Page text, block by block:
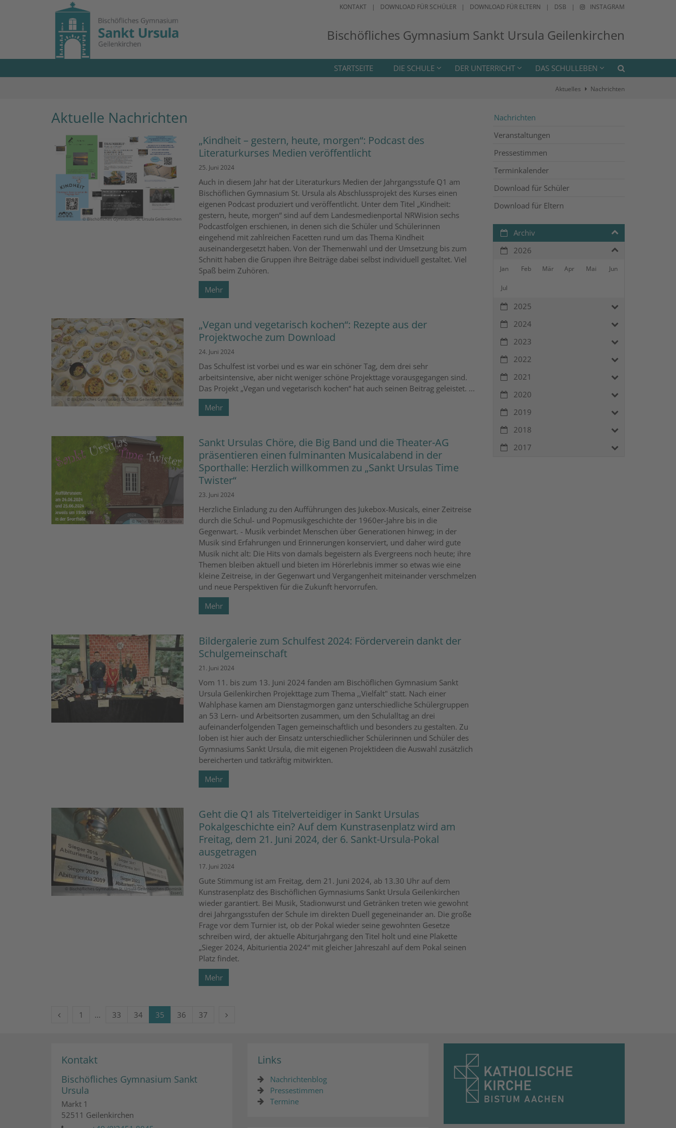
KONTAKT DOWNLOAD FÜR SCHÜLER DOWNLOAD FÜR ELTERN DSB INSTAGRAM
Bischöfliches Gymnasium Sankt Ursula Geilenkirchen
STARTSEITE DIE SCHULE DER UNTERRICHT DAS SCHULLEBEN
Aktuelles Nachrichten
Aktuelle Nachrichten
© Bischöfliches Gymnasium St. Ursula Geilenkirchen
„Kindheit – gestern, heute, morgen“: Podcast des
Literaturkurses Medien veröffentlicht
25. Juni 2024
Auch in diesem Jahr hat der Literaturkurs Medien der Jahrgangsstufe Q1 am
Bischöflichen Gymnasium St. Ursula als Abschlussprojekt des Kurses einen
eigenen Podcast produziert und veröffentlicht. Unter dem Titel „Kindheit:
gestern, heute, morgen“ sind auf dem Landesmedienportal NRWision sechs
Podcastfolgen erschienen, in denen sich die Schüler und Schülerinnen
eingehend mit zahlreichen Facetten rund um das Thema Kindheit
auseinandergesetzt haben. Von der Themenwahl und der Umsetzung bis zum
Schnitt haben die Gruppen ihre Beiträge dabei selbst individuell gestaltet. Viel
Spaß beim Zuhören.
Mehr
© Bischöfliches Gymnasium St. Ursula Geilenkirchen (Renate
Rauber)
„Vegan und vegetarisch kochen“: Rezepte aus der
Projektwoche zum Download
24. Juni 2024
Das Schulfest ist vorbei und es war ein schöner Tag, dem drei sehr
arbeitsintensive, aber nicht weniger schöne Projekttage vorausgegangen sind.
Das Projekt „Vegan und vegetarisch kochen“ hat auch seinen Beitrag geleistet. ...
Mehr
© Nehir Berker / St. Ursula
Sankt Ursulas Chöre, die Big Band und die Theater-AG
präsentieren einen fulminanten Musicalabend in der
Sporthalle: Herzlich willkommen zu „Sankt Ursulas Time
Twister“
23. Juni 2024
Herzliche Einladung zu den Aufführungen des Jukebox-Musicals, einer Zeitreise
durch die Schul- und Popmusikgeschichte der 1960er-Jahre bis in die
Gegenwart. - Musik verbindet Menschen über Generationen hinweg; in der
Musik sind Erfahrungen und Erinnerungen konserviert, und daher wird gute
Musik nicht alt: Die Hits von damals begeistern als Evergreens noch heute; ihre
Themen bleiben aktuell und bieten im Hörerlebnis immer so etwas wie eine
kleine Zeitreise, in der Gegenwart und Vergangenheit miteinander verschmelzen
und neue Perspektiven für die Zukunft hervorrufen.
Mehr
Bildergalerie zum Schulfest 2024: Förderverein dankt der
Schulgemeinschaft
21. Juni 2024
Vom 11. bis zum 13. Juni 2024 fanden am Bischöflichen Gymnasium Sankt
Ursula Geilenkirchen Projekttage zum Thema ,,Vielfalt" statt. Nach einer
Wahlphase kamen am Dienstagmorgen ganz unterschiedliche Schülergruppen
an 53 Lern- und Arbeitsorten zusammen, um den Schulalltag an drei
aufeinanderfolgenden Tagen gemeinschaftlich und besonders zu gestalten. Zu
loben ist hier auch der Einsatz unterschiedlicher Schülerinnen und Schüler des
Gymnasiums Sankt Ursula, die mit eigenen Projektideen die Auswahl zusätzlich
bereicherten und tatkräftig mitwirkten.
Mehr
© Bischöfliches Gymnasium St. Ursula Geilenkirchen (Dominik
Esser)
Geht die Q1 als Titelverteidiger in Sankt Ursulas
Pokalgeschichte ein? Auf dem Kunstrasenplatz wird am
Freitag, dem 21. Juni 2024, der 6. Sankt-Ursula-Pokal
ausgetragen
17. Juni 2024
Gute Stimmung ist am Freitag, dem 21. Juni 2024, ab 13.30 Uhr auf dem
Kunstrasenplatz des Bischöflichen Gymnasiums Sankt Ursula Geilenkirchen
wieder garantiert. Bei Musik, Stadionwurst und Getränken treten wie gewohnt
drei Jahrgangsstufen der Schule im direkten Duell gegeneinander an. Die große
Frage vor dem Turnier ist, ob der Pokal wieder seine gewohnten Gesetze
schreiben wird, der aktuelle Abiturjahrgang den Titel holt und eine Plakette
„Sieger 2024, Abiturientia 2024“ mit gleicher Jahreszahl auf dem Pokal seinen
Platz findet.
Mehr
Vorherige Seite
Erste Seite
1 33 34 35 36 37 Nächste Seite
Nachrichten
Veranstaltungen
Pressestimmen
Terminkalender
Download für Schüler
Download für Eltern
Archiv
2026
Jan Feb Mär Apr Mai Jun
Jul
2025
2024
2023
2022
2021
2020
2019
2018
2017
Kontakt
Bischöfliches Gymnasium Sankt
Ursula
Markt 1
52511 Geilenkirchen
Links
Nachrichtenblog
Pressestimmen
Termine